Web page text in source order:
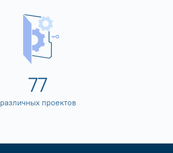
80
различных проектов